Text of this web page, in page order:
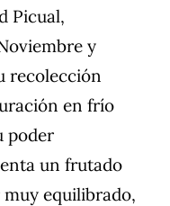
Picual,
y
recolección
en frío
poder
un frutado
equilibrado,